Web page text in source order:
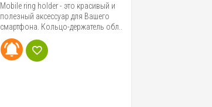
Mobile ring holder - это красивый и
полезный аксессуар для Вашего
смартфона. Кольцо-держатель обл..